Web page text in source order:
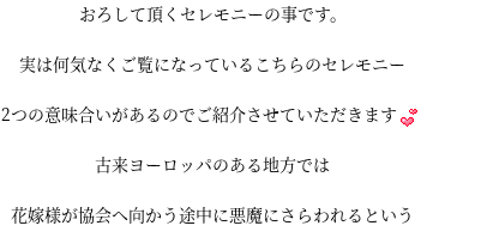
おろして頂くセレモニーの事です。
実は何気なくご覧になっているこちらのセレモニー
2つの意味合いがあるのでご紹介させていただきます
古来ヨーロッパのある地方では
花嫁様が協会へ向かう途中に悪魔にさらわれるという